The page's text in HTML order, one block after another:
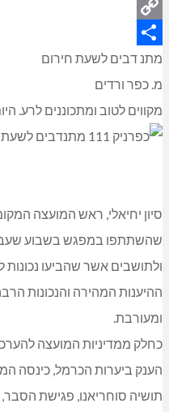
Twitter
Copy
Link
Share
מתנ דבים לשעת חירום
מ. כפר ורדים
מקווים לטוב ומתכוננים לרע.
סיון יחיאלי, ראש המועצה
שהשתתפו במפגש בשבוע
ולתושבים אשר שהביעו
ההיענות המהירה והנכונות
ומעורבת.
כחלק ממדיניות המועצה
הענק ביערות הכרמל, כינסה